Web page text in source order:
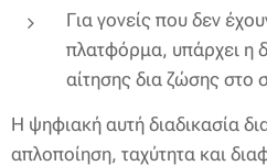
Για γονείς που δεν
πλατφόρμα, υπάρχει η
αίτησης δια ζώσης στο
Η ψηφιακή αυτή διαδικασία
απλοποίηση, ταχύτητα και